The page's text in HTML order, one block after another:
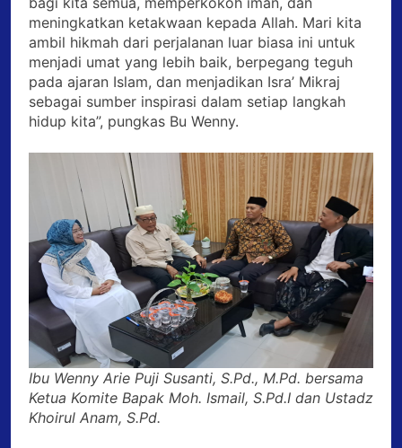
meningkatkan ketakwaan kepada Allah. Mari kita
ambil hikmah dari perjalanan luar biasa ini untuk
menjadi umat yang lebih baik, berpegang teguh
pada ajaran Islam, dan menjadikan Isra’ Mikraj
sebagai sumber inspirasi dalam setiap langkah
hidup kita”, pungkas Bu Wenny.
Ibu Wenny Arie Puji Susanti, S.Pd., M.Pd. bersama
Ketua Komite Bapak Moh. Ismail, S.Pd.I dan Ustadz
Khoirul Anam, S.Pd.